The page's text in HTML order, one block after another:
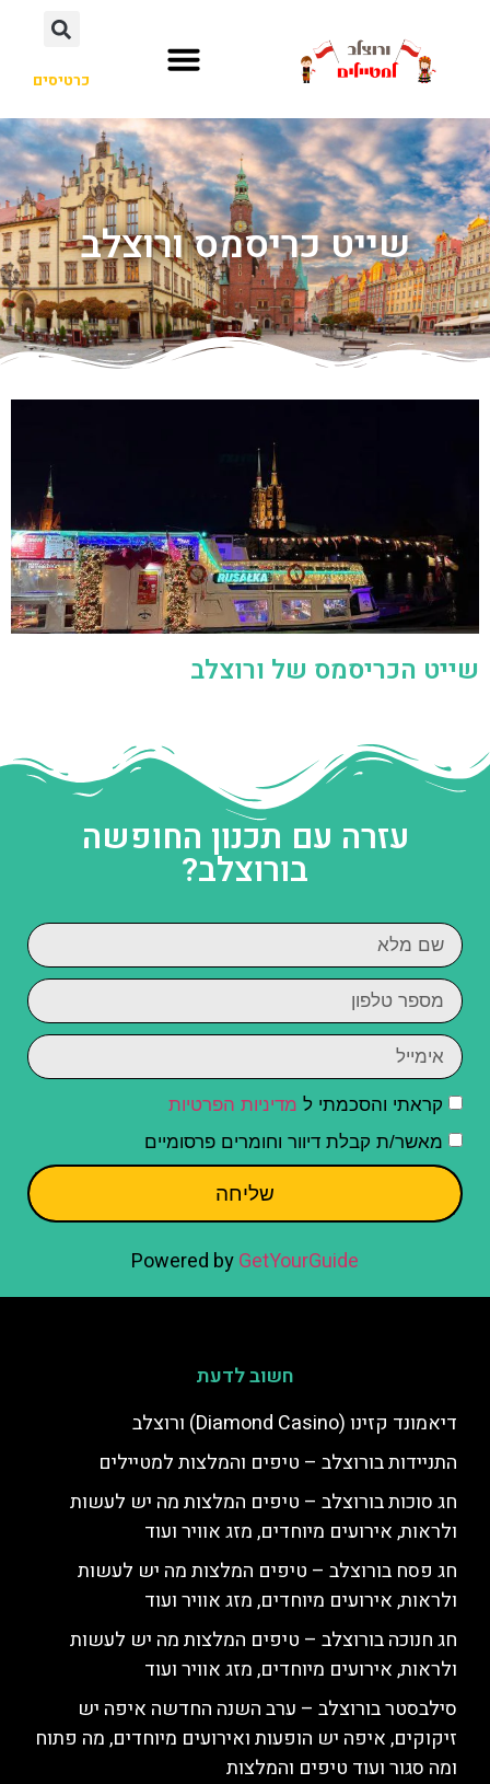
כרטיסים
שייט כריסמס ורוצלב
שייט הכריסמס של ורוצלב
עזרה עם תכנון החופשה
בורוצלב?
קראתי והסכמתי ל מדיניות הפרטיות
מאשר/ת קבלת דיוור וחומרים פרסומיים
שליחה
Powered byGetYourGuide
חשוב לדעת
דיאמונד קזינו (Diamond Casino) ורוצלב
התניידות בורוצלב – טיפים והמלצות למטיילים
חג סוכות בורוצלב – טיפים המלצות מה יש לעשות
ולראות, אירועים מיוחדים, מזג אוויר ועוד
חג פסח בורוצלב – טיפים המלצות מה יש לעשות
ולראות, אירועים מיוחדים, מזג אוויר ועוד
חג חנוכה בורוצלב – טיפים המלצות מה יש לעשות
ולראות, אירועים מיוחדים, מזג אוויר ועוד
סילבסטר בורוצלב – ערב השנה החדשה איפה יש
זיקוקים, איפה יש הופעות ואירועים מיוחדים, מה פתוח
ומה סגור ועוד טיפים והמלצות